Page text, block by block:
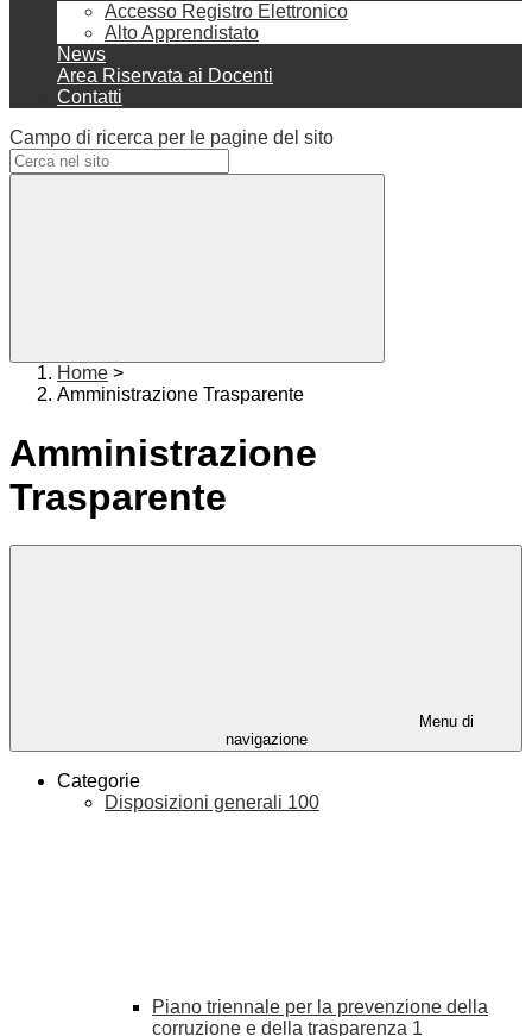
Accesso Registro Elettronico
Alto Apprendistato
News
Area Riservata ai Docenti
Contatti
Campo di ricerca per le pagine del sito
Home >
Amministrazione Trasparente
Amministrazione
Trasparente
Menu di
navigazione
Categorie
Disposizioni generali 100
Piano triennale per la prevenzione della
corruzione e della trasparenza 1